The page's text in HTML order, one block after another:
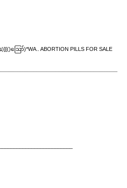
ဪ)*WA.. ABORTION PILLS FOR SALE